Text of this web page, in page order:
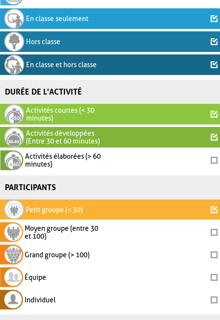
En classe seulement
Hors classe
En classe et hors classe
DURÉE DE L'ACTIVITÉ
Activités courtes (< 30
minutes)
Activités développées
(Entre 30 et 60 minutes)
Activités élaborées (> 60
minutes)
PARTICIPANTS
Petit groupe (< 30)
Moyen groupe (entre 30
et 100)
Grand groupe (> 100)
Équipe
Individuel